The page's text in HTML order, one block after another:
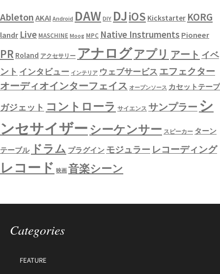
AbletonAKAI Android DAW DIY DJiOS Kickstarter KORG
landr Live MASCHINE Moog MPC Native Instruments Pioneer
PR Roland アクセサリー アナログアプリ アート イベ
ント インタビュー インテリア ウェブサービス エフェクター
オーディオインターフェイス オープンソース カセットテープ
ガジェット コントローラ サイエンス サンプラー シ
ンセサイザー シーケンサー スピーカー ターン
テーブル ドラム プラグイン モジュラー レコーディング
レコード 映画 音楽シーン
Categories
FEATURE